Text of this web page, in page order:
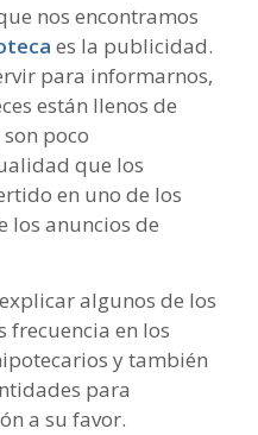
nos encontramos
es la publicidad.
para informarnos,
están llenos de
poco
que los
en uno de los
los anuncios de
algunos de los
frecuencia en los
y también
para
a su favor.